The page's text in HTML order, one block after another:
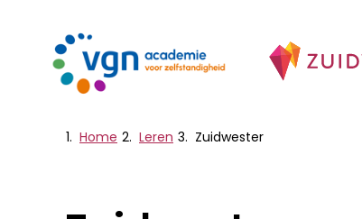
Home Leren Zuidwester